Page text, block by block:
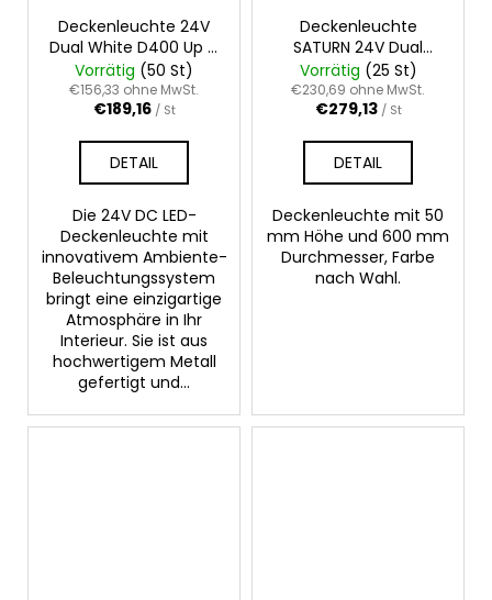
Deckenleuchte 24V
Dual White D400 Up &
Down 67W
Vorrätig (50 St)
€156,33 ohne MwSt.
€189,16 / St
DETAIL
Die 24V DC LED-
Deckenleuchte mit
innovativem Ambiente-
Beleuchtungssystem
bringt eine einzigartige
Atmosphäre in Ihr
Interieur. Sie ist aus
hochwertigem Metall
gefertigt und...
Deckenleuchte
SATURN 24V Dual
White D600 72W
Vorrätig (25 St)
€230,69 ohne MwSt.
€279,13 / St
DETAIL
Deckenleuchte mit 50
mm Höhe und 600 mm
Durchmesser, Farbe
nach Wahl.